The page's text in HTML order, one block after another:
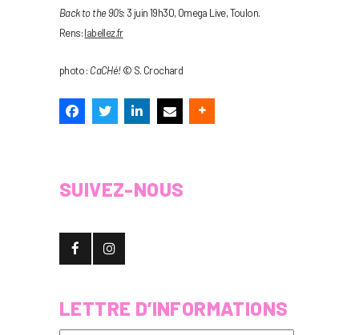
Back to the 90’s: 3 juin 19h30, Omega Live, Toulon.
Rens:labellez.fr
photo : CaCHé!© S. Crochard
SUIVEZ-NOUS
LETTRE D’INFORMATIONS